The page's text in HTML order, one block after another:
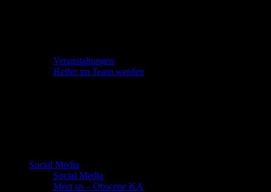
Veranstaltungen
Helfer im Team werden
Social Media
Social Media
Meet us – Obscene KA